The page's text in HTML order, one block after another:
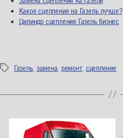
Какое сцепление на Газель лучше?
Цилиндр сцепления Газель бизнес
МеткиГазель замена ремонт, сцепление